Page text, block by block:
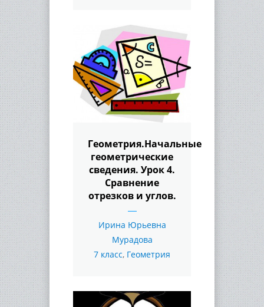
Геометрия.Начальные
геометрические
сведения. Урок 4.
Сравнение
отрезков и углов.
Ирина Юрьевна
Мурадова
7 класс, Геометрия